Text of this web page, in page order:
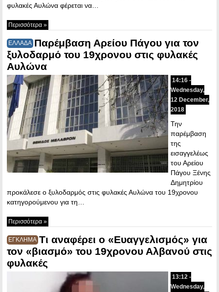
φυλακές Αυλώνα φέρεται να…
Περισσότερα »
ΕΛΛΑΔΑ Παρέμβαση Αρείου Πάγου για τον
ξυλοδαρμό του 19χρονου στις φυλακές
Αυλώνα
14:16 -
Wednesday,
12 December,
2018
Την
παρέμβαση
της
εισαγγελέως
του Αρείου
Πάγου Ξένης
Δημητρίου
προκάλεσε ο ξυλοδαρμός στις φυλακές Αυλώνα του 19χρονου
κατηγορούμενου για τη…
Περισσότερα »
ΕΓΚΛΗΜΑ Τι αναφέρει ο «Ευαγγελισμός» για
τον «βιασμό» του 19χρονου Αλβανού στις
φυλακές
13:12 -
Wednesday,